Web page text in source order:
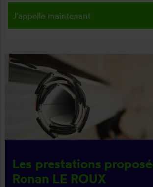
J'appelle maintenant
Les prestations
Ronan LE ROUX